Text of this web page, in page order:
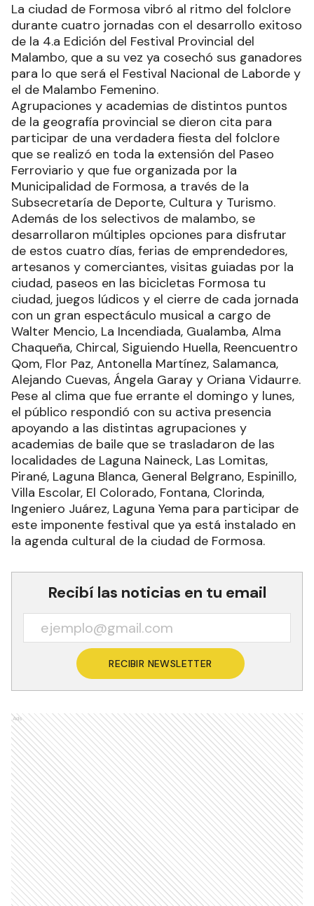
La ciudad de Formosa vibró al ritmo del folclore
durante cuatro jornadas con el desarrollo exitoso
de la 4.a Edición del Festival Provincial del
Malambo, que a su vez ya cosechó sus ganadores
para lo que será el Festival Nacional de Laborde y
el de Malambo Femenino.
Agrupaciones y academias de distintos puntos
de la geografía provincial se dieron cita para
participar de una verdadera fiesta del folclore
que se realizó en toda la extensión del Paseo
Ferroviario y que fue organizada por la
Municipalidad de Formosa, a través de la
Subsecretaría de Deporte, Cultura y Turismo.
Además de los selectivos de malambo, se
desarrollaron múltiples opciones para disfrutar
de estos cuatro días, ferias de emprendedores,
artesanos y comerciantes, visitas guiadas por la
ciudad, paseos en las bicicletas Formosa tu
ciudad, juegos lúdicos y el cierre de cada jornada
con un gran espectáculo musical a cargo de
Walter Mencio, La Incendiada, Gualamba, Alma
Chaqueña, Chircal, Siguiendo Huella, Reencuentro
Qom, Flor Paz, Antonella Martínez, Salamanca,
Alejando Cuevas, Ángela Garay y Oriana Vidaurre.
Pese al clima que fue errante el domingo y lunes,
el público respondió con su activa presencia
apoyando a las distintas agrupaciones y
academias de baile que se trasladaron de las
localidades de Laguna Naineck, Las Lomitas,
Pirané, Laguna Blanca, General Belgrano, Espinillo,
Villa Escolar, El Colorado, Fontana, Clorinda,
Ingeniero Juárez, Laguna Yema para participar de
este imponente festival que ya está instalado en
la agenda cultural de la ciudad de Formosa.
Recibí las noticias en tu email
RECIBIR NEWSLETTER
Ads